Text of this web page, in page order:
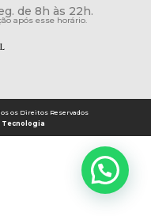
de 8h às 22h.
após esse horário.
os Direitos Reservados